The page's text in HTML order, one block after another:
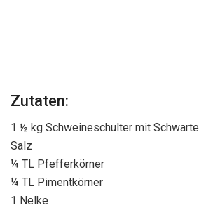
Zutaten:
1 ½ kg Schweineschulter mit Schwarte
Salz
¼ TL Pfefferkörner
¼ TL Pimentkörner
1 Nelke